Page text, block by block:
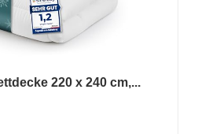
220 x 240 cm,...